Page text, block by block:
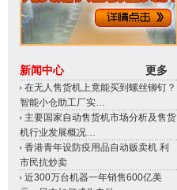
新闻中心 更多
在无人售货机上竟能买到螺丝铆钉？
智能小仓助工厂实…
主要国家自动售货机市场分析及售货
机行业发展概况…
香港青年设防疫用品自动贩卖机 利
市民抗炒卖
近300万台机器一年销售600亿美